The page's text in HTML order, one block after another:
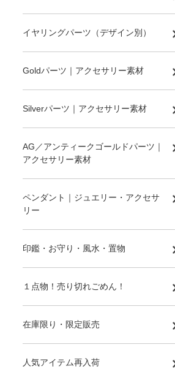
イヤリングパーツ（デザイン別）
Goldパーツ｜アクセサリー素材
Silverパーツ｜アクセサリー素材
AG／アンティークゴールドパーツ｜
アクセサリー素材
ペンダント｜ジュエリー・アクセサ
リー
印鑑・お守り・風水・置物
１点物！売り切れごめん！
在庫限り・限定販売
人気アイテム再入荷